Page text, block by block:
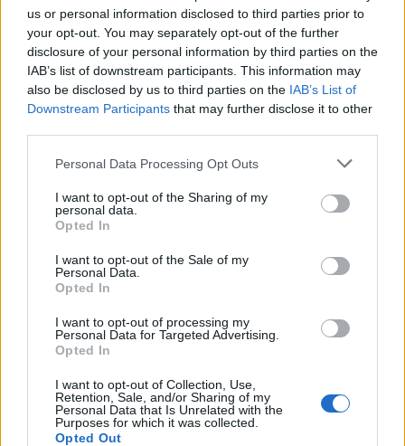
us or personal information disclosed to third parties prior to
your opt-out. You may separately opt-out of the further
disclosure of your personal information by third parties on the
IAB’s list of downstream participants. This information may
also be disclosed by us to third parties on the IAB’s List of
Downstream Participants that may further disclose it to other
Personal Data Processing Opt Outs
I want to opt-out of the Sharing of my
personal data.
Opted In
I want to opt-out of the Sale of my
Personal Data.
Opted In
I want to opt-out of processing my
Personal Data for Targeted Advertising.
Opted In
I want to opt-out of Collection, Use,
Retention, Sale, and/or Sharing of my
Personal Data that Is Unrelated with the
Purposes for which it was collected.
Opted Out
ARTICLES RELACIONATS
Handbol
El Centre d’Esports Tortosa no va mantenir
el bon nivell de joc d’inici de partit
Handbol
Contundent victòria per acabar la Lliga
part d’un rival que lluita per la
permanència